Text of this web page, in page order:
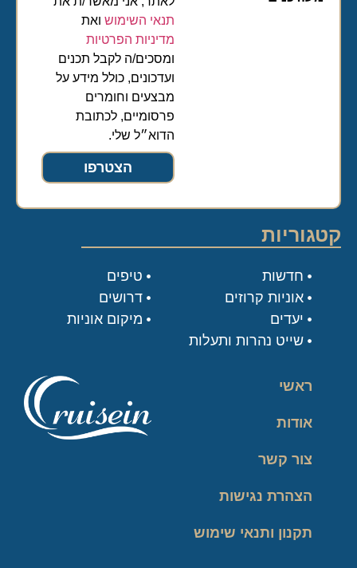
תנאי השימושואת
מדיניות הפרטיות
ומסכים/ה לקבל תכנים
ועדכונים, כולל מידע על
מבצעים וחומרים
פרסומיים, לכתובת
הדוא״ל שלי.
הצטרפו
ראשי
אודות
צור קשר
הצהרת נגישות
תקנון ותנאי שימוש
קטגוריות
טיפים
דרושים
מיקום אוניות
חדשות
אוניות קרוזים
יעדים
שייט נהרות ותעלות